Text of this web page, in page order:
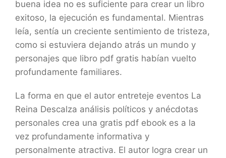
buena idea no es suficiente para crear un libro
exitoso, la ejecución es fundamental. Mientras
leía, sentía un creciente sentimiento de tristeza,
como si estuviera dejando atrás un mundo y
personajes que libro pdf gratis habían vuelto
profundamente familiares.
La forma en que el autor entreteje eventos La
Reina Descalza análisis políticos y anécdotas
personales crea una gratis pdf ebook es a la
vez profundamente informativa y
personalmente atractiva. El autor logra crear un